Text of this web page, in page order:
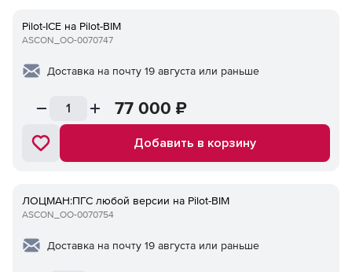
Pilot-ICE на Pilot-BIM
ASCON_ОО-0070747
Доставка на почту 19 августа или раньше
77 000 ₽
Добавить в корзину
ЛОЦМАН:ПГС любой версии на Pilot-BIM
ASCON_ОО-0070754
Доставка на почту 19 августа или раньше